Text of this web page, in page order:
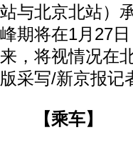
站与北京北站）
峰期将在1月27
来，将视情况在
版采写/新京报记
【乘车】